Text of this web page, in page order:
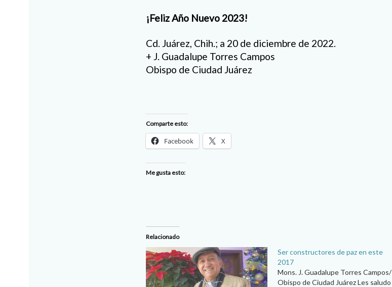
¡Feliz Año Nuevo 2023!
Cd. Juárez, Chih.; a 20 de diciembre de 2022.
+ J. Guadalupe Torres Campos
Obispo de Ciudad Juárez
Comparte esto:
Facebook X
Me gusta esto:
Relacionado
Ser constructores de paz en este
2017
Mons. J. Guadalupe Torres Campos/
Obispo de Ciudad Juárez Les saludo